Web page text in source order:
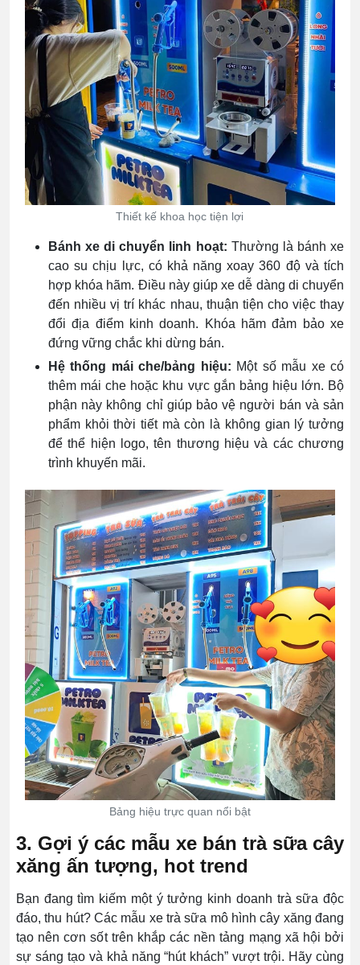
Thiết kế khoa học tiện lợi
Bánh xe di chuyển linh hoạt: Thường là bánh xe
cao su chịu lực, có khả năng xoay 360 độ và tích
hợp khóa hãm. Điều này giúp xe dễ dàng di chuyển
đến nhiều vị trí khác nhau, thuận tiện cho việc thay
đổi địa điểm kinh doanh. Khóa hãm đảm bảo xe
đứng vững chắc khi dừng bán.
Hệ thống mái che/bảng hiệu: Một số mẫu xe có
thêm mái che hoặc khu vực gắn bảng hiệu lớn. Bộ
phận này không chỉ giúp bảo vệ người bán và sản
phẩm khỏi thời tiết mà còn là không gian lý tưởng
để thể hiện logo, tên thương hiệu và các chương
trình khuyến mãi.
Bảng hiệu trực quan nổi bật
3. Gợi ý các mẫu xe bán trà sữa cây
xăng ấn tượng, hot trend
Bạn đang tìm kiếm một ý tưởng kinh doanh trà sữa độc
đáo, thu hút? Các mẫu xe trà sữa mô hình cây xăng đang
tạo nên cơn sốt trên khắp các nền tảng mạng xã hội bởi
sự sáng tạo và khả năng “hút khách” vượt trội. Hãy cùng